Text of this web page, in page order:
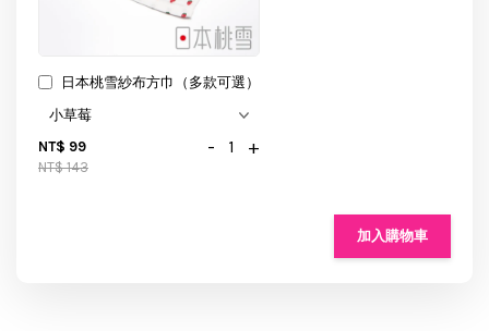
日本桃雪紗布方巾（多款可選）
NT$ 99
NT$ 143
- +
加入購物車